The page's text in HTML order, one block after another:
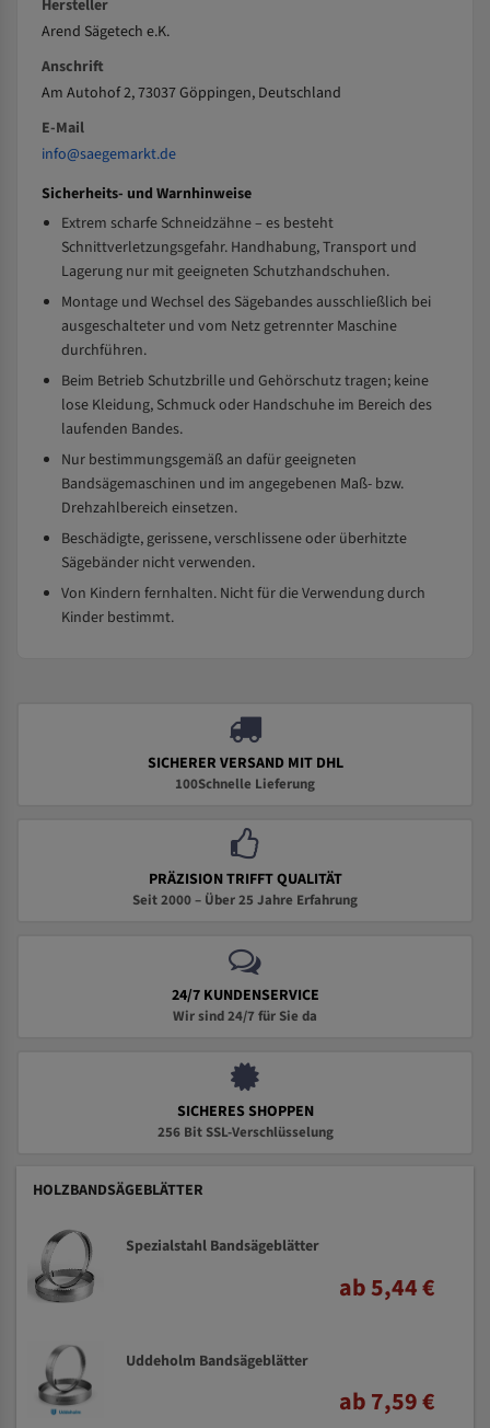
Hersteller
Arend Sägetech e.K.
Anschrift
Am Autohof 2, 73037 Göppingen, Deutschland
E-Mail
info@saegemarkt.de
Sicherheits- und Warnhinweise
Extrem scharfe Schneidzähne – es besteht
Schnittverletzungsgefahr. Handhabung, Transport und
Lagerung nur mit geeigneten Schutzhandschuhen.
Montage und Wechsel des Sägebandes ausschließlich bei
ausgeschalteter und vom Netz getrennter Maschine
durchführen.
Beim Betrieb Schutzbrille und Gehörschutz tragen; keine
lose Kleidung, Schmuck oder Handschuhe im Bereich des
laufenden Bandes.
Nur bestimmungsgemäß an dafür geeigneten
Bandsägemaschinen und im angegebenen Maß- bzw.
Drehzahlbereich einsetzen.
Beschädigte, gerissene, verschlissene oder überhitzte
Sägebänder nicht verwenden.
Von Kindern fernhalten. Nicht für die Verwendung durch
Kinder bestimmt.
SICHERER VERSAND MIT DHL
100Schnelle Lieferung
PRÄZISION TRIFFT QUALITÄT
Seit 2000 – Über 25 Jahre Erfahrung
24/7 KUNDENSERVICE
Wir sind 24/7 für Sie da
SICHERES SHOPPEN
256 Bit SSL-Verschlüsselung
HOLZBANDSÄGEBLÄTTER
Spezialstahl Bandsägeblätter
ab 5,44 €
Uddeholm Bandsägeblätter
ab 7,59 €